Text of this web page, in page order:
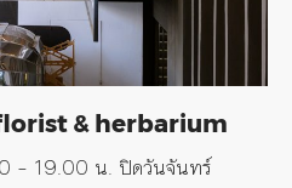
& herbarium
– 19.00 น. ปิดวันจันทร์